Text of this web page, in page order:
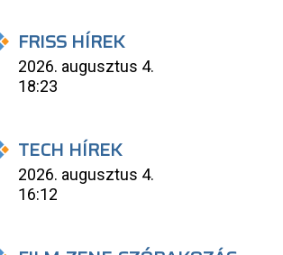
FRISS HÍREK
2026. augusztus 4.
18:23
TECH HÍREK
2026. augusztus 4.
16:12